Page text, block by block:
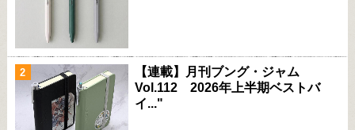
【連載】月刊ブング・ジャム
Vol.112 2026年上半期ベストバ
イ..."